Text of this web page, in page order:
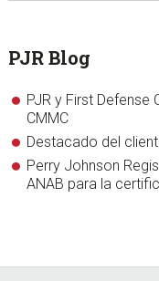
PJR Blog
PJR y First Defense
CMMC
Destacado del
Perry Johnson
ANAB para la